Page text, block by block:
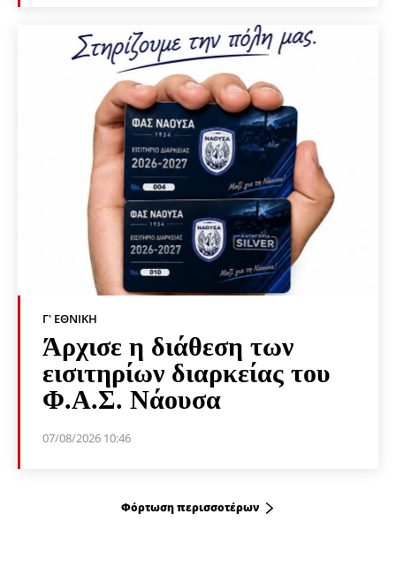
Γ' ΕΘΝΙΚΉ
Άρχισε η διάθεση των
εισιτηρίων διαρκείας του
Φ.Α.Σ. Νάουσα
07/08/2026 10:46
Φόρτωση περισσοτέρων